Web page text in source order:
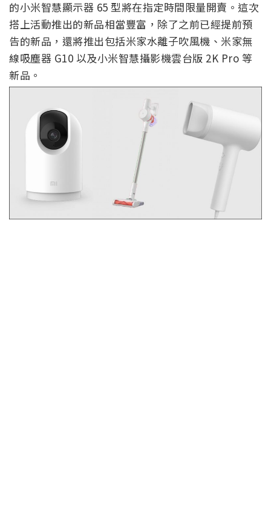
的小米智慧顯示器 65 型將在指定時間限量開賣。這次
搭上活動推出的新品相當豐富，除了之前已經提前預
告的新品，還將推出包括米家水離子吹風機、米家無
線吸塵器 G10 以及小米智慧攝影機雲台版 2K Pro 等
新品。